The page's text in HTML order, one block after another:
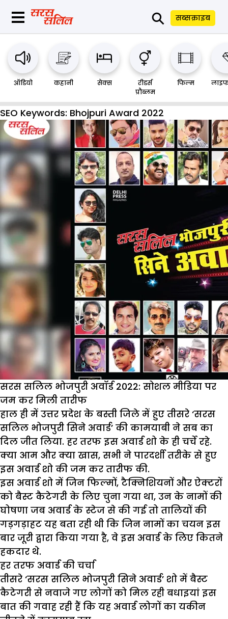
⚲ सब्सक्राइब
ऑडियो कहानी सेक्स
रीडर्स
प्रौब्लम
फिल्म
SEO Keywords: Bhojpuri Award 2022
सरस सलिल भोजपुरी अवॉर्ड 2022: सोशल मीडिया पर
जम कर मिली तारीफ
हाल ही में उत्तर प्रदेश के बस्ती जिले में हुए तीसरे ‘सरस
सलिल भोजपुरी सिने अवार्ड’ की कामयाबी ने सब का
दिल जीत लिया. हर तरफ इस अवार्ड शो के ही चर्चे रहे.
क्या आम और क्या खास, सभी ने पारदर्शी तरीके से हुए
इस अवार्ड शो की जम कर तारीफ की.
इस अवार्ड शो में जिन फिल्मों, टैक्निशियनों और ऐक्टरों
को बैस्ट कैटेगरी के लिए चुना गया था, उन के नामों की
घोषणा जब अवार्ड के स्टेज से की गई तो तालियों की
गड़गड़ाहट यह बता रही थी कि जिन नामों का चयन इस
बार जूरी द्वारा किया गया है, वे इस अवार्ड के लिए कितने
हकदार थे.
हर तरफ अवार्ड की चर्चा
तीसरे ‘सरस सलिल भोजपुरी सिने अवार्ड’ शो में बैस्ट
कैटेगरी से नवाजे गए लोगों को मिल रही बधाइयां इस
बात की गवाह रही हैं कि यह अवार्ड लोगों का यकीन